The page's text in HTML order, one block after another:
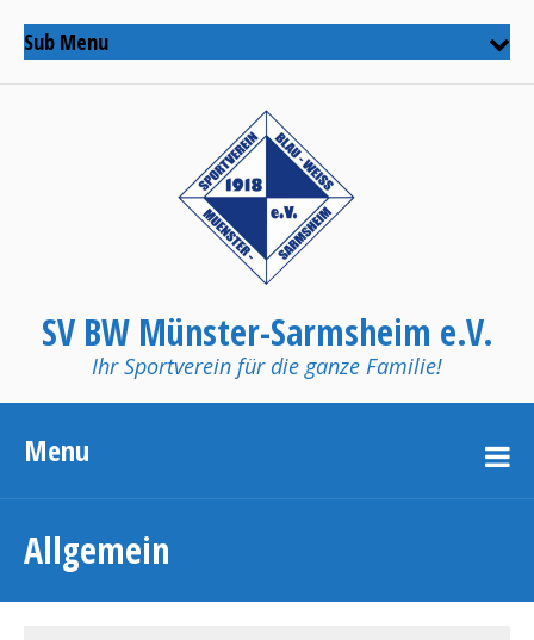
Sub Menu
SV BW Münster-Sarmsheim e.V.
Ihr Sportverein für die ganze Familie!
Menu
Allgemein